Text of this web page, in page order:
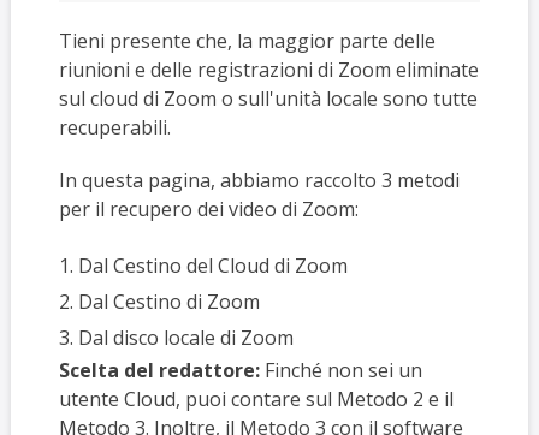
Tieni presente che, la maggior parte delle
riunioni e delle registrazioni di Zoom eliminate
sul cloud di Zoom o sull'unità locale sono tutte
recuperabili.
In questa pagina, abbiamo raccolto 3 metodi
per il recupero dei video di Zoom:
1. Dal Cestino del Cloud di Zoom
2. Dal Cestino di Zoom
3. Dal disco locale di Zoom
Scelta del redattore:Finché non sei un
utente Cloud, puoi contare sul Metodo 2 e il
Metodo 3. Inoltre, il Metodo 3 con il software